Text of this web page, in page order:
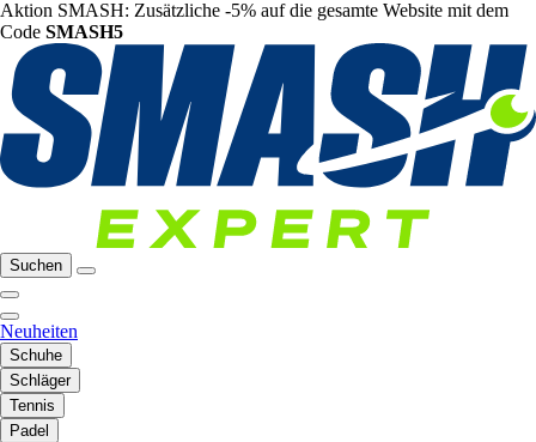
Aktion SMASH: Zusätzliche -5% auf die gesamte Website mit dem
Code SMASH5
Suchen
Neuheiten
Schuhe
Schläger
Tennis
Padel